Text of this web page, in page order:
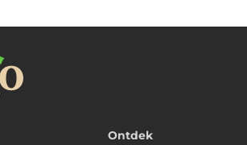
Ontdek